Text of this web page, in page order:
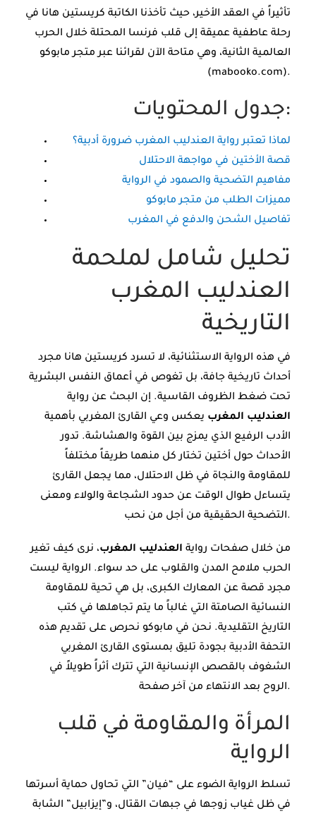
تأثيراً في العقد الأخير، حيث تأخذنا الكاتبة كريستين هانا في
رحلة عاطفية عميقة إلى قلب فرنسا المحتلة خلال الحرب
العالمية الثانية، وهي متاحة الآن لقرائنا عبر متجر مابوكو
(mabooko.com).
جدول المحتويات:
لماذا تعتبر رواية العندليب المغرب ضرورة أدبية؟
قصة الأختين في مواجهة الاحتلال
مفاهيم التضحية والصمود في الرواية
مميزات الطلب من متجر مابوكو
تفاصيل الشحن والدفع في المغرب
تحليل شامل لملحمة
العندليب المغرب
التاريخية
في هذه الرواية الاستثنائية، لا تسرد كريستين هانا مجرد
أحداث تاريخية جافة، بل تغوص في أعماق النفس البشرية
تحت ضغط الظروف القاسية. إن البحث عن رواية
العندليب المغرب يعكس وعي القارئ المغربي بأهمية
الأدب الرفيع الذي يمزج بين القوة والهشاشة. تدور
الأحداث حول أختين تختار كل منهما طريقاً مختلفاً
للمقاومة والنجاة في ظل الاحتلال، مما يجعل القارئ
يتساءل طوال الوقت عن حدود الشجاعة والولاء ومعنى
التضحية الحقيقية من أجل من نحب.
من خلال صفحات رواية العندليب المغرب، نرى كيف تغير
الحرب ملامح المدن والقلوب على حد سواء. الرواية ليست
مجرد قصة عن المعارك الكبرى، بل هي تحية للمقاومة
النسائية الصامتة التي غالباً ما يتم تجاهلها في كتب
التاريخ التقليدية. نحن في مابوكو نحرص على تقديم هذه
التحفة الأدبية بجودة تليق بمستوى القارئ المغربي
الشغوف بالقصص الإنسانية التي تترك أثراً طويلاً في
الروح بعد الانتهاء من آخر صفحة.
المرأة والمقاومة في قلب
الرواية
تسلط الرواية الضوء على “فيان” التي تحاول حماية أسرتها
في ظل غياب زوجها في جبهات القتال، و”إيزابيل” الشابة